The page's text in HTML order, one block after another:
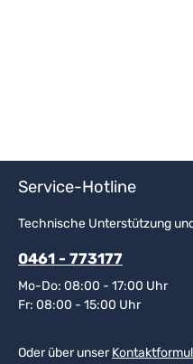
Service-Hotline
Technische Unterstützung
0461 - 773177
Mo-Do: 08:00 - 17:00 Uhr
Fr: 08:00 - 15:00 Uhr
Oder über unser